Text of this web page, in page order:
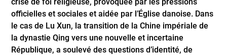
officielles et sociales et aidée par l’Église danoise. Dans
le cas de Lu Xun, la transition de la Chine impériale de
la dynastie Qing vers une nouvelle et incertaine
République, a soulevé des questions d’identité, de